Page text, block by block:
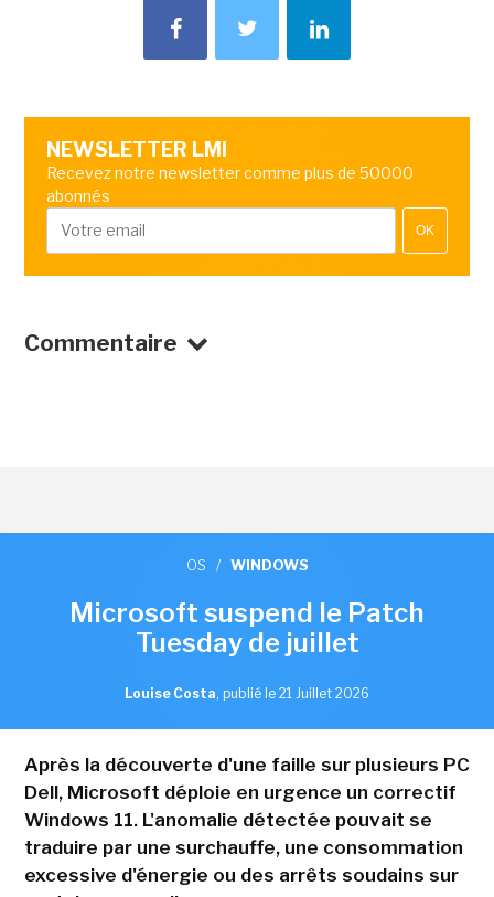
NEWSLETTER LMI
Recevez notre newsletter comme plus de 50000
abonnés
OK
Commentaire
OS / WINDOWS
Microsoft suspend le Patch
Tuesday de juillet
Louise Costa, publié le 21 Juillet 2026
Après la découverte d'une faille sur plusieurs PC
Dell, Microsoft déploie en urgence un correctif
Windows 11. L'anomalie détectée pouvait se
traduire par une surchauffe, une consommation
excessive d'énergie ou des arrêts soudains sur